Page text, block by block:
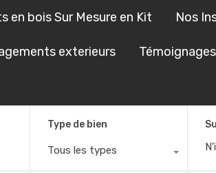
en bois Sur Mesure en Kit Nos
exterieurs Témoignages
Type de bien
Tous les types